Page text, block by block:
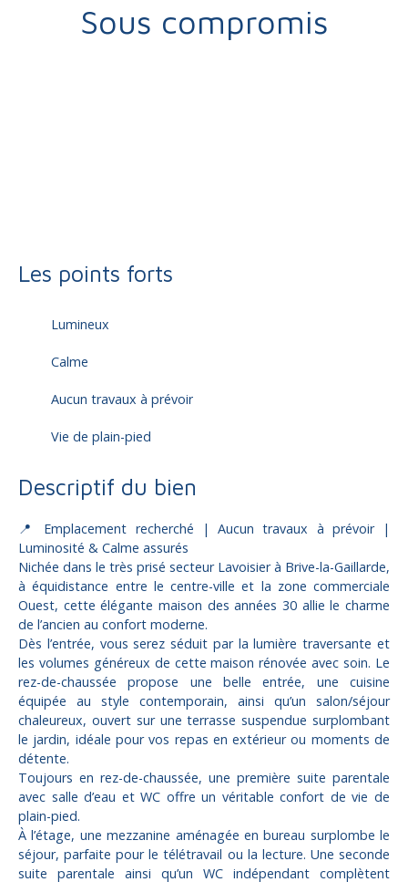
Sous compromis
Les points forts
Lumineux
Calme
Aucun travaux à prévoir
Vie de plain-pied
Descriptif du bien
📍 Emplacement recherché | Aucun travaux à prévoir |
Luminosité & Calme assurés
Nichée dans le très prisé secteur Lavoisier à Brive-la-Gaillarde,
à équidistance entre le centre-ville et la zone commerciale
Ouest, cette élégante maison des années 30 allie le charme
de l’ancien au confort moderne.
Dès l’entrée, vous serez séduit par la lumière traversante et
les volumes généreux de cette maison rénovée avec soin. Le
rez-de-chaussée propose une belle entrée, une cuisine
équipée au style contemporain, ainsi qu’un salon/séjour
chaleureux, ouvert sur une terrasse suspendue surplombant
le jardin, idéale pour vos repas en extérieur ou moments de
détente.
Toujours en rez-de-chaussée, une première suite parentale
avec salle d’eau et WC offre un véritable confort de vie de
plain-pied.
À l’étage, une mezzanine aménagée en bureau surplombe le
séjour, parfaite pour le télétravail ou la lecture. Une seconde
suite parentale ainsi qu’un WC indépendant complètent